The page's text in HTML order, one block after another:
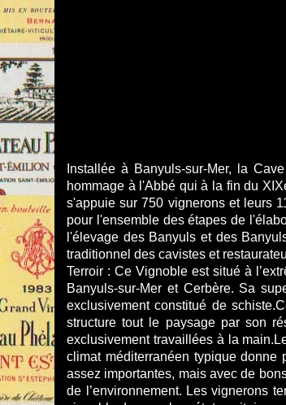
Installée à Banyuls-sur-Mer, la
hommage à l'Abbé qui à la fin du
s'appuie sur 750 vignerons et leurs
pour l'ensemble des étapes de
l'élevage des Banyuls et des
traditionnel des cavistes et
Terroir : Ce Vignoble est situé à
Banyuls-sur-Mer et Cerbère. Sa
exclusivement constitué de
structure tout le paysage par son
exclusivement travaillées à la
climat méditerranéen typique
assez importantes, mais avec de
de l’environnement. Les vignerons